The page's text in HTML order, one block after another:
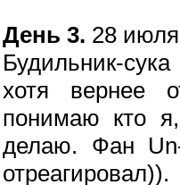
День 3. 28
Будильник-
хотя вернее
понимаю кто
делаю. Фан